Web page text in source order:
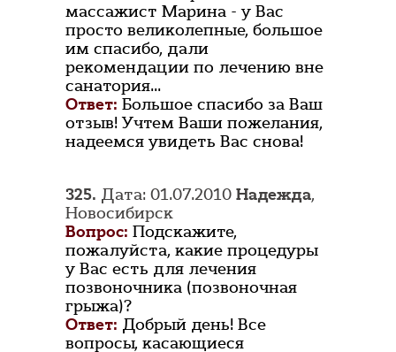
массажист Марина - у Вас
просто великолепные, большое
им спасибо, дали
рекомендации по лечению вне
санатория...
Ответ: Большое спасибо за Ваш
отзыв! Учтем Ваши пожелания,
надеемся увидеть Вас снова!
325. Дата: 01.07.2010 Надежда,
Новосибирск
Вопрос: Подскажите,
пожалуйста, какие процедуры
у Вас есть для лечения
позвоночника (позвоночная
грыжа)?
Ответ: Добрый день! Все
вопросы, касающиеся